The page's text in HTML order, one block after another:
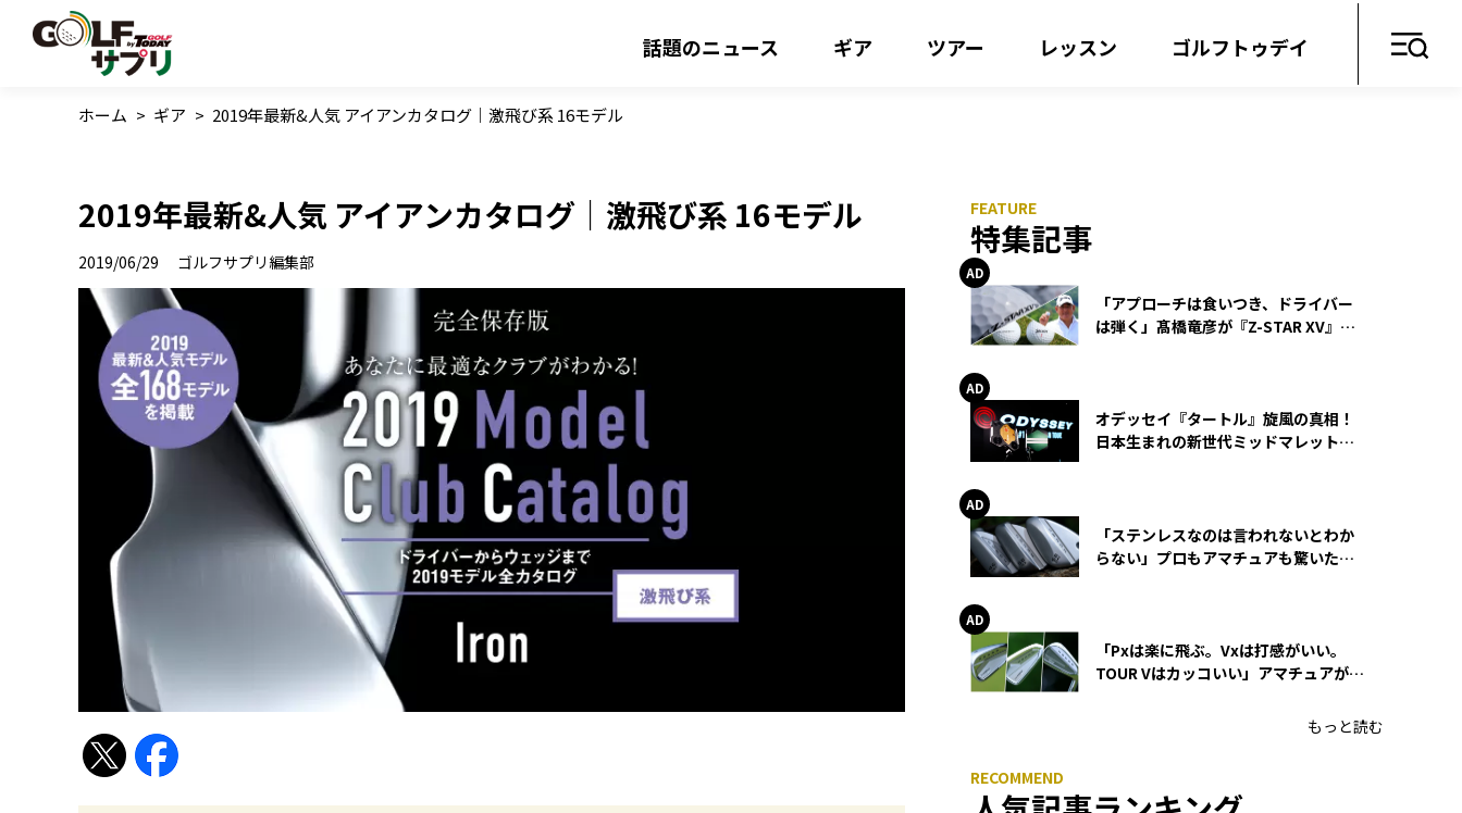
話題のニュース ギア ツアー レッスン ゴルフトゥデイ
ホーム > ギア > 2019年最新&人気 アイアンカタログ｜激飛び系 16モデル
2019年最新&人気 アイアンカタログ｜激飛び系 16モデル
2019/06/29 ゴルフサプリ編集部
特集記事
「アプローチは食いつき、ドライバー
は弾く」髙橋竜彦が『Z-STAR XV』を
オデッセイ『タートル』旋風の真相！
日本生まれの新世代ミッドマレットが
「ステンレスなのは言われないとわか
らない」プロもアマチュアも驚いた
「Pxは楽に飛ぶ。Vxは打感がいい。
TOUR Vはカッコいい」アマチュアが選
もっと読む